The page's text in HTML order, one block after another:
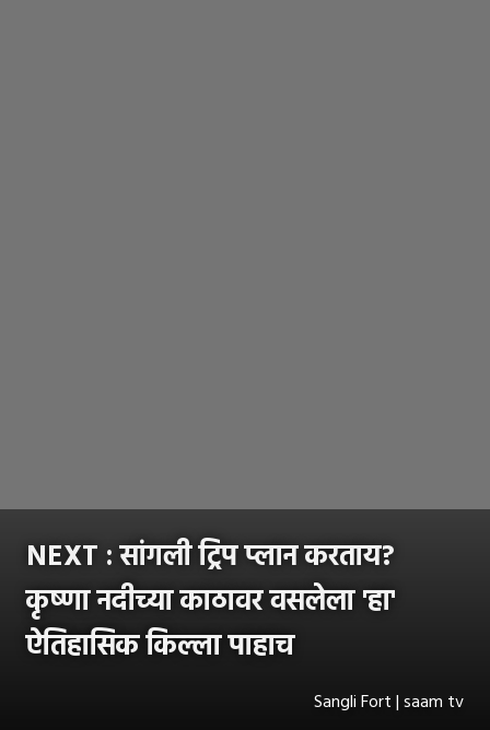
NEXT : सांगली ट्रिप प्लान करताय?
कृष्णा नदीच्या काठावर वसलेला 'हा'
ऐतिहासिक किल्ला पाहाच
Sangli Fort | saam tv